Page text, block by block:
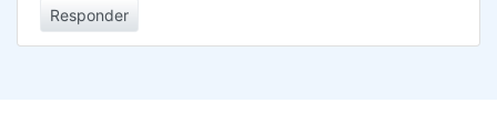
Responder